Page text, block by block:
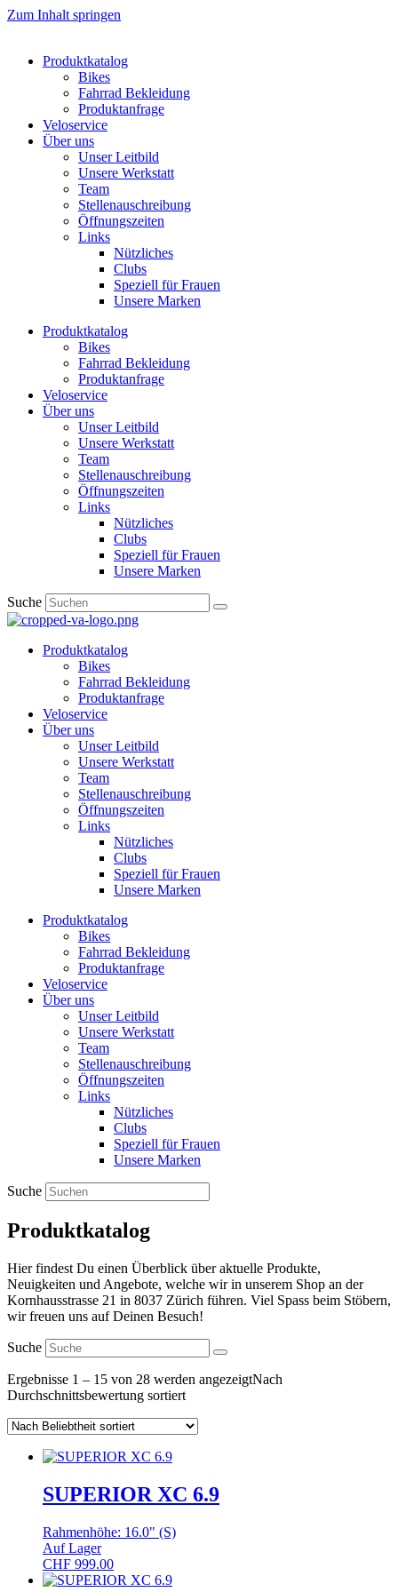
Zum Inhalt springen
Produktkatalog
Bikes
Fahrrad Bekleidung
Produktanfrage
Veloservice
Über uns
Unser Leitbild
Unsere Werkstatt
Team
Stellenauschreibung
Öffnungszeiten
Links
Nützliches
Clubs
Speziell für Frauen​
Unsere Marken
Produktkatalog
Bikes
Fahrrad Bekleidung
Produktanfrage
Veloservice
Über uns
Unser Leitbild
Unsere Werkstatt
Team
Stellenauschreibung
Öffnungszeiten
Links
Nützliches
Clubs
Speziell für Frauen​
Unsere Marken
Suche
Produktkatalog
Bikes
Fahrrad Bekleidung
Produktanfrage
Veloservice
Über uns
Unser Leitbild
Unsere Werkstatt
Team
Stellenauschreibung
Öffnungszeiten
Links
Nützliches
Clubs
Speziell für Frauen​
Unsere Marken
Produktkatalog
Bikes
Fahrrad Bekleidung
Produktanfrage
Veloservice
Über uns
Unser Leitbild
Unsere Werkstatt
Team
Stellenauschreibung
Öffnungszeiten
Links
Nützliches
Clubs
Speziell für Frauen​
Unsere Marken
Suche
Produktkatalog
Hier findest Du einen Überblick über aktuelle Produkte,
Neuigkeiten und Angebote, welche wir in unserem Shop an der
Kornhausstrasse 21 in 8037 Zürich führen. Viel Spass beim Stöbern,
wir freuen uns auf Deinen Besuch!
Suche
Ergebnisse 1 – 15 von 28 werden angezeigtNach
Durchschnittsbewertung sortiert
SUPERIOR XC 6.9
Rahmenhöhe: 16.0" (S)
Auf Lager
CHF 999.00